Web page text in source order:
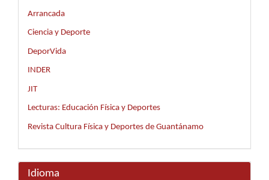
Arrancada
Ciencia y Deporte
DeporVida
INDER
JIT
Lecturas: Educación Física y Deportes
Revista Cultura Física y Deportes de Guantánamo
Idioma